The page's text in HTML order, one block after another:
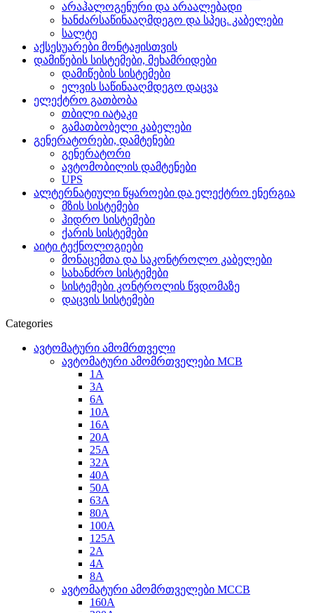
არაჰალოგენური და არაალებადი
ხანძარსაწინააღმდეგო და სპეც. კაბელები
სალტე
აქსესუარები მონტაჟისთვის
დამიწების სისტემები, მეხამრიდები
დამიწების სისტემები
ელვის საწინააღმდეგო დაცვა
ელექტრო გათბობა
თბილი იატაკი
გამათბობელი კაბელები
გენერატორები, დამტენები
გენერატორი
ავტომობილის დამტენები
UPS
ალტერნატიული წყაროები და ელექტრო ენერგია
მზის სისტემები
ჰიდრო სისტემები
ქარის სისტემები
აიტი ტექნოლოგიები
მონაცემთა და საკონტროლო კაბელები
სახანძრო სისტემები
სისტემები კონტროლის წვდომაზე
დაცვის სისტემები
Categories
ავტომატური ამომრთველი
ავტომატური ამომრთველები MCB
1A
3A
6A
10A
16A
20A
25А
32A
40A
50A
63A
80A
100A
125A
2A
4A
8A
ავტომატური ამომრთველები MCCB
160A